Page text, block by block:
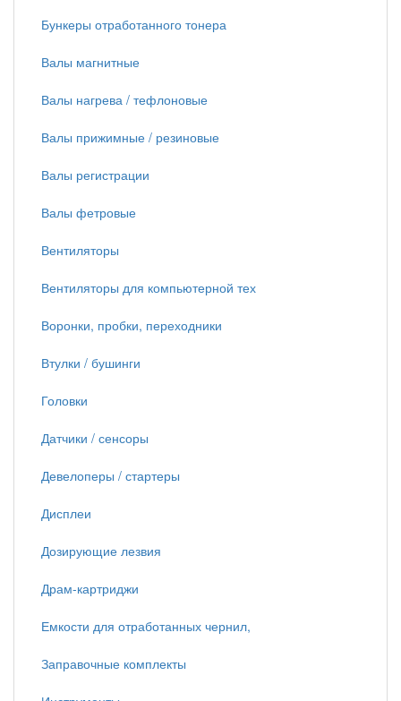
Бункеры отработанного тонера
Валы магнитные
Валы нагрева / тефлоновые
Валы прижимные / резиновые
Валы регистрации
Валы фетровые
Вентиляторы
Вентиляторы для компьютерной тех
Воронки, пробки, переходники
Втулки / бушинги
Головки
Датчики / сенсоры
Девелоперы / стартеры
Дисплеи
Дозирующие лезвия
Драм-картриджи
Емкости для отработанных чернил,
Заправочные комплекты